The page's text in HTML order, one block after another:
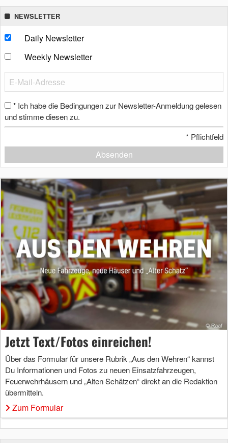
NEWSLETTER
Daily Newsletter
Weekly Newsletter
* Ich habe die Bedingungen zur Newsletter-Anmeldung gelesen
und stimme diesen zu.
* Pflichtfeld
Absenden
Jetzt Text/Fotos einreichen!
Über das Formular für unsere Rubrik „Aus den Wehren“ kannst
Du Informationen und Fotos zu neuen Einsatzfahrzeugen,
Feuerwehrhäusern und „Alten Schätzen“ direkt an die Redaktion
übermitteln.
Zum Formular